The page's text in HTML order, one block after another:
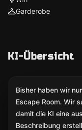
Garderobe
KI-Übersicht
Bisher haben wir
Escape Room. Wir
damit die KI eine
Beschreibung